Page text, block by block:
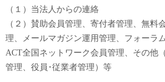
（１）当法人からの連絡
（２）賛助会員管理、寄付者管理、無料
理、メールマガジン運用管理、フォーラ
ACT全国ネットワーク会員管理、その他
管理、役員･従業者管理）等